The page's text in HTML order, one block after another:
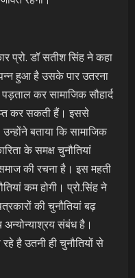
प्रो. डॉ सतीश सिंह ने कहा
हुआ है उसके पार उतरना
कर सामाजिक सौहार्द
कर सकती हैं। इससे
बताया कि सामाजिक
के समक्ष चुनौतियां
की रचना है। इस महती
कम होगी। प्रो.सिंह ने
की चुनौतियां बढ़
संबंध है।
है उतनी ही चुनौतियों से